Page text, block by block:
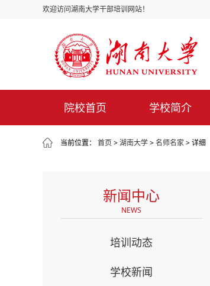
欢迎访问湖南大学干部培训网站！
院校首页 学校简介
当前位置： 首页>湖南大学>名师名家> 详细
新闻中心
NEWS
培训动态
学校新闻